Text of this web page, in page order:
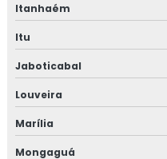
Itanhaém
Itu
Jaboticabal
Louveira
Marília
Mongaguá